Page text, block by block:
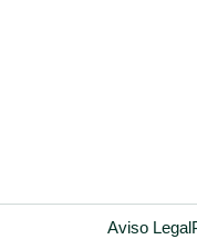
Aviso Legal